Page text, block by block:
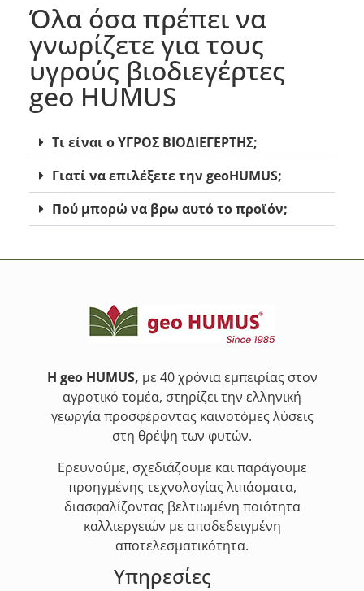
Όλα όσα πρέπει να
γνωρίζετε για τους
υγρούς βιοδιεγέρτες
geo HUMUS
Τι είναι ο ΥΓΡΟΣ ΒΙΟΔΙΕΓΕΡΤΗΣ;
Γιατί να επιλέξετε την geoHUMUS;
Πού μπορώ να βρω αυτό το προϊόν;
Η geo HUMUS, με 40 χρόνια εμπειρίας στον
αγροτικό τομέα, στηρίζει την ελληνική
γεωργία προσφέροντας καινοτόμες λύσεις
στη θρέψη των φυτών.
Ερευνούμε, σχεδιάζουμε και παράγουμε
προηγμένης τεχνολογίας λιπάσματα,
διασφαλίζοντας βελτιωμένη ποιότητα
καλλιεργειών με αποδεδειγμένη
αποτελεσματικότητα.
Υπηρεσίες